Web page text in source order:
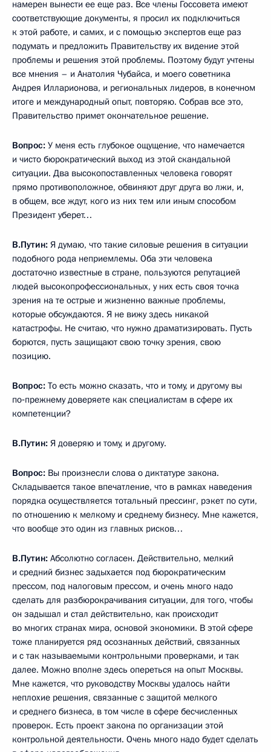
намерен вынести ее еще раз. Все члены Госсовета имеют
соответствующие документы, я просил их подключиться
к этой работе, и самих, и с помощью экспертов еще раз
подумать и предложить Правительству их видение этой
проблемы и решения этой проблемы. Поэтому будут учтены
все мнения – и Анатолия Чубайса, и моего советника
Андрея Илларионова, и региональных лидеров, в конечном
итоге и международный опыт, повторяю. Собрав все это,
Правительство примет окончательное решение.
Вопрос: У меня есть глубокое ощущение, что намечается
и чисто бюрократический выход из этой скандальной
ситуации. Два высокопоставленных человека говорят
прямо противоположное, обвиняют друг друга во лжи, и,
в общем, все ждут, кого из них тем или иным способом
Президент уберет…
В.Путин: Я думаю, что такие силовые решения в ситуации
подобного рода неприемлемы. Оба эти человека
достаточно известные в стране, пользуются репутацией
людей высокопрофессиональных, у них есть своя точка
зрения на те острые и жизненно важные проблемы,
которые обсуждаются. Я не вижу здесь никакой
катастрофы. Не считаю, что нужно драматизировать. Пусть
борются, пусть защищают свою точку зрения, свою
позицию.
Вопрос: То есть можно сказать, что и тому, и другому вы
по‑прежнему доверяете как специалистам в сфере их
компетенции?
В.Путин: Я доверяю и тому, и другому.
Вопрос: Вы произнесли слова о диктатуре закона.
Складывается такое впечатление, что в рамках наведения
порядка осуществляется тотальный прессинг, рэкет по сути,
по отношению к мелкому и среднему бизнесу. Мне кажется,
что вообще это один из главных рисков…
В.Путин: Абсолютно согласен. Действительно, мелкий
и средний бизнес задыхается под бюрократическим
прессом, под налоговым прессом, и очень много надо
сделать для разбюрокрачивания ситуации, для того, чтобы
он задышал и стал действительно, как происходит
во многих странах мира, основой экономики. В этой сфере
тоже планируется ряд осознанных действий, связанных
и с так называемыми контрольными проверками, и так
далее. Можно вполне здесь опереться на опыт Москвы.
Мне кажется, что руководству Москвы удалось найти
неплохие решения, связанные с защитой мелкого
и среднего бизнеса, в том числе в сфере бесчисленных
проверок. Есть проект закона по организации этой
контрольной деятельности. Очень много надо будет сделать